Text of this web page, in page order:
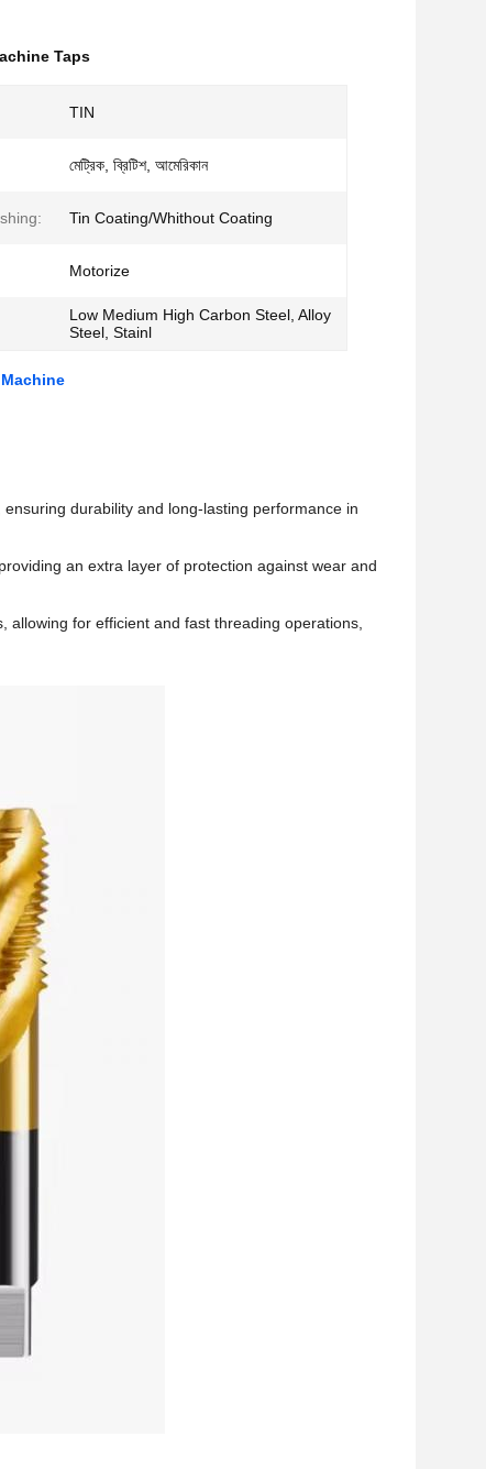
Taps
TIN
মেট্রিক, ব্রিটিশ, আমেরিকান
Tin Coating/Whithout Coating
Motorize
Low Medium High Carbon Steel, Alloy
Steel, Stainl
durability and long-lasting performance in
an extra layer of protection against wear and
for efficient and fast threading operations,